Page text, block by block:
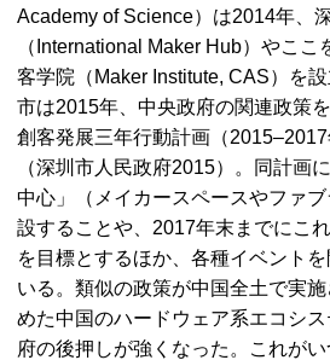
Academy of Science）は2014年、
（ International Maker Hub）やここ
客学院（ Maker Institute, CAS）を
市は2015年、中央政府の関連政策
創客発展三年行動計画（
（深圳市人民政府2015）。同計画
中心」（メイカースペースやファ
設することや、2017年末までにこ
を目標とするほか、各種イベント
いる。類似の政策が中国全土で実
めた中国のハードウェア系エコシ
府の後押しが強くなった。これが